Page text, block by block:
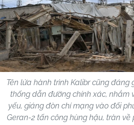
Tên lửa hành trình Kalibr cũng đáng
thống dẫn đường chính xác, nhắm
yếu, giáng đòn chí mạng vào đối
Geran-2 tấn công hùng hậu, tràn